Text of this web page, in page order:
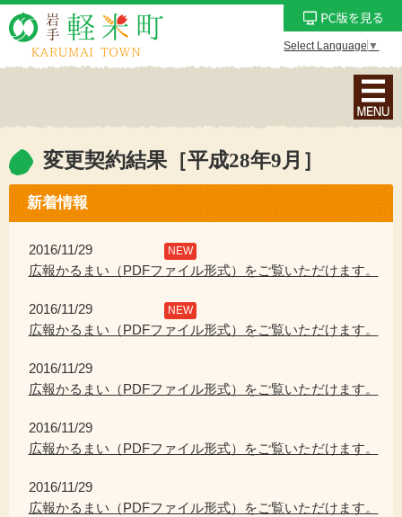
Select Language ▼
ナ
ビ
ョ
ン
ニ
を
変更契約結果［平成28年9月］
新着情報
2016/11/29 NEW
広報かるまい（PDFファイル形式）をご覧いただけます。
2016/11/29 NEW
広報かるまい（PDFファイル形式）をご覧いただけます。
2016/11/29
広報かるまい（PDFファイル形式）をご覧いただけます。
2016/11/29
広報かるまい（PDFファイル形式）をご覧いただけます。
2016/11/29
広報かるまい（PDFファイル形式）をご覧いただけます。